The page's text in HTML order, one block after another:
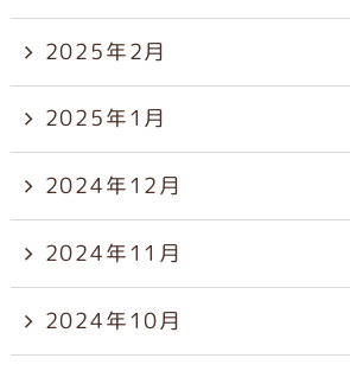
2025年2月
2025年1月
2024年12月
2024年11月
2024年10月